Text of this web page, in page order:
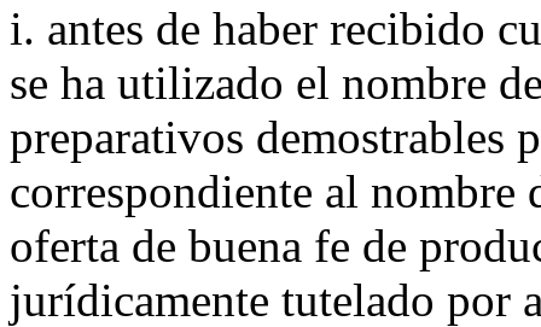
i. antes de haber recibido
se ha utilizado el nombre
preparativos demostrables
correspondiente al
oferta de buena fe de
jurídicamente tutelado por